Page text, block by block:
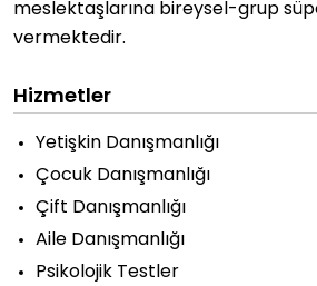
meslektaşlarına bireysel-grup
vermektedir.
Hizmetler
Yetişkin Danışmanlığı
Çocuk Danışmanlığı
Çift Danışmanlığı
Aile Danışmanlığı
Psikolojik Testler